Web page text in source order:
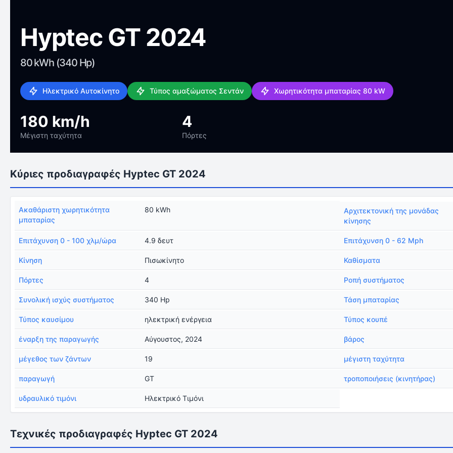
Hyptec GT 2024
80 kWh (340 Hp)
Ηλεκτρικό Αυτοκίνητο Τύπος αμαξώματος Σεντάν Χωρητικότητα μπαταρίας 80 kW
180 km/h
Μέγιστη ταχύτητα
4
Πόρτες
Κύριες προδιαγραφές Hyptec GT 2024
Ακαθάριστη χωρητικότητα
μπαταρίας
80 kWh
Αρχιτεκτονική της μονάδας
κίνησης
Επιτάχυνση 0 - 100 χλμ/ώρα 4.9 δευτ Επιτάχυνση 0 - 62 Mph
Κίνηση Πισωκίνητο Καθίσματα
Πόρτες 4 Ροπή συστήματος
Συνολική ισχύς συστήματος 340 Hp Τάση μπαταρίας
Τύπος καυσίμου ηλεκτρική ενέργεια Τύπος κουπέ
έναρξη της παραγωγής Αύγουστος, 2024 βάρος
μέγεθος των ζάντων 19 μέγιστη ταχύτητα
παραγωγή GT τροποποιήσεις (κινητήρας)
υδραυλικό τιμόνι Ηλεκτρικό Τιμόνι
Τεχνικές προδιαγραφές Hyptec GT 2024